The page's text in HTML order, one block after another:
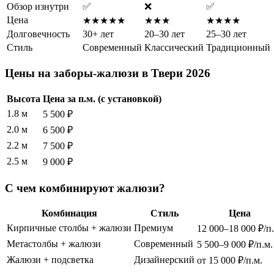
Обзор изнутри ✅ ❌
✅
Цена
★★★★★ ★★★
★★★★
Долговечность
30+ лет 20–30 лет
25–30 лет
Стиль
Современный Классический Традиционный
Цены на заборы-жалюзи в Твери 2026
Высота Цена за п.м. (с установкой)
1.8 м
5 500 ₽
2.0 м
6 500 ₽
2.2 м
7 500 ₽
2.5 м
9 000 ₽
С чем комбинируют жалюзи?
Комбинация Стиль
Цена
Кирпичные столбы + жалюзи Премиум
12 000–18 000 ₽/
Метастолбы + жалюзи
Современный 5 500–9 000 ₽/п.м.
Жалюзи + подсветка
Дизайнерский от 15 000 ₽/п.м.